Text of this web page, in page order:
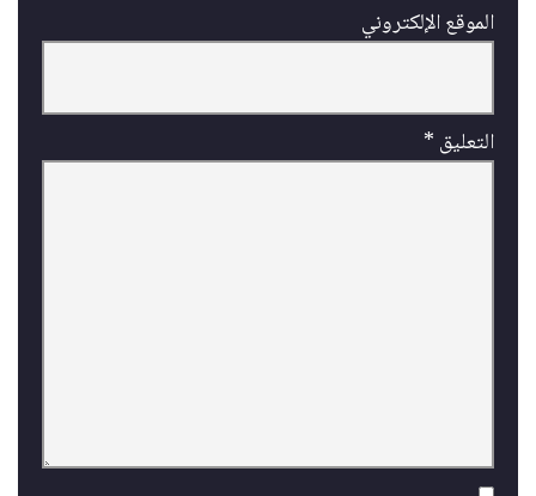
الموقع الإلكتروني
التعليق *